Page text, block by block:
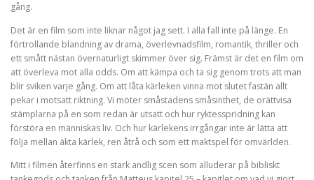
gång.
Det är en film som inte liknar något jag sett. I alla fall inte på länge. En
förtrollande blandning av drama, överlevnadsfilm, romantik, thriller och
ett smått nästan övernaturligt skimmer över sig. Främst är det en film om
att överleva mot alla odds. Om att kämpa och ta sig genom trots att man
blir sviken varje gång. Om att låta kärleken vinna mot slutet fastän allt
pekar i motsatt riktning. Vi möter småstadens småsinthet, de orättvisa
stämplarna på en som redan är utsatt och hur ryktesspridning kan
förstöra en människas liv. Och hur kärlekens irrgångar inte är lätta att
följa mellan äkta kärlek, ren åtrå och som ett maktspel för omvärlden.
Mitt i filmen återfinns en stark andlig scen som alluderar på bibliskt